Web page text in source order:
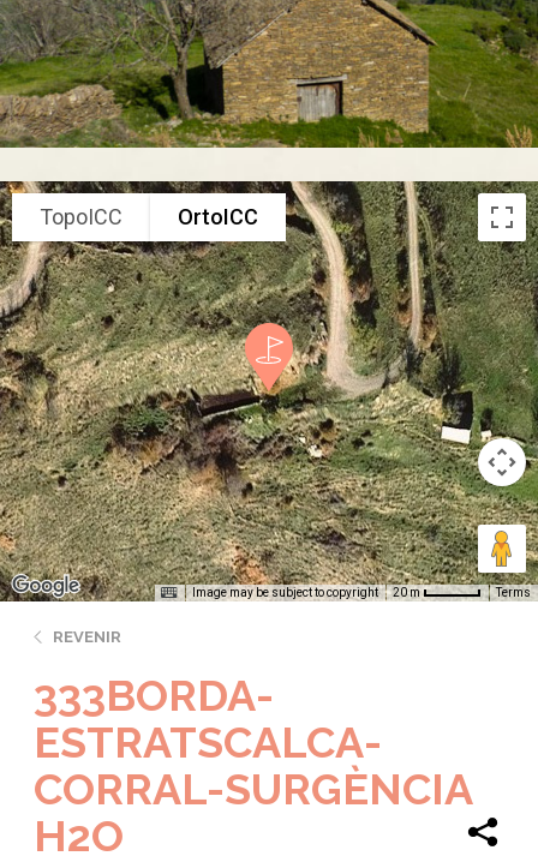
TopoICC OrtoICC
Image may be subject to copyright 20 m Terms
REVENIR
333BORDA-
ESTRATSCALCA-
CORRAL-SURGÈNCIA
H2O